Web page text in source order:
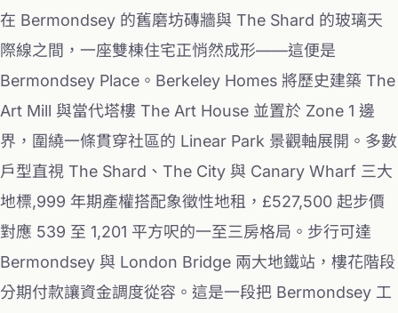
在 Bermondsey 的舊磨坊磚牆與 The Shard 的玻璃天
際線之間，一座雙棟住宅正悄然成形——這便是
Bermondsey Place。Berkeley Homes 將歷史建築 The
Art Mill 與當代塔樓 The Art House 並置於 Zone 1 邊
界，圍繞一條貫穿社區的 Linear Park 景觀軸展開。多數
戶型直視 The Shard、The City 與 Canary Wharf 三大
地標,999 年期產權搭配象徵性地租，£527,500 起步價
對應 539 至 1,201 平方呎的一至三房格局。步行可達
Bermondsey 與 London Bridge 兩大地鐵站，樓花階段
分期付款讓資金調度從容。這是一段把 Bermondsey 工